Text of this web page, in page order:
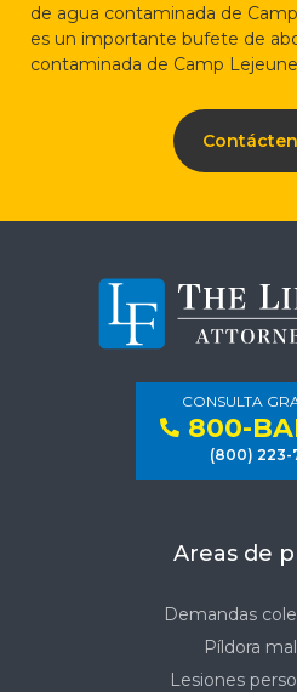
de agua contaminada de
es un importante bufete de
contaminada de Camp
CONSULTA
800-
(800) 223-
Areas de
Demandas
Píldora
Lesiones